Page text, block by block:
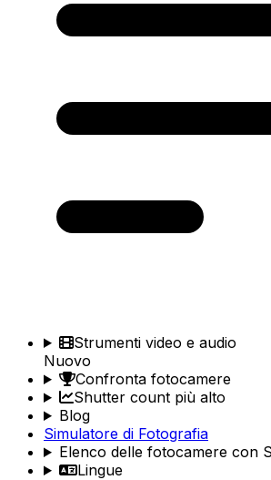
Strumenti video e audio
Nuovo
Confronta fotocamere
Shutter count più alto
Blog
Simulatore di Fotografia
Elenco delle fotocamere con
Lingue